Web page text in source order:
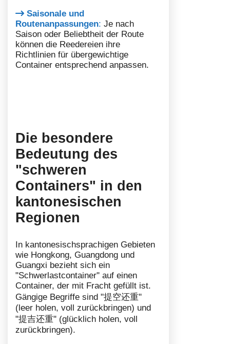
Saisonale und
Routenanpassungen: Je nach
Saison oder Beliebtheit der Route
können die Reedereien ihre
Richtlinien für übergewichtige
Container entsprechend anpassen.
Die besondere
Bedeutung des
"schweren
Containers" in den
kantonesischen
Regionen
In kantonesischsprachigen Gebieten
wie Hongkong, Guangdong und
Guangxi bezieht sich ein
"Schwerlastcontainer" auf einen
Container, der mit Fracht gefüllt ist.
Gängige Begriffe sind "提空还重"
(leer holen, voll zurückbringen) und
"提吉还重" (glücklich holen, voll
zurückbringen).